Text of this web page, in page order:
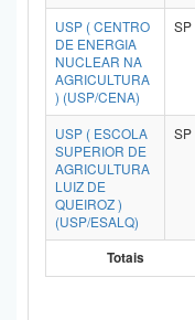
USP ( CENTRO
DE ENERGIA
NUCLEAR NA
AGRICULTURA
) (USP/CENA)
SP
USP ( ESCOLA
SUPERIOR DE
AGRICULTURA
LUIZ DE
QUEIROZ )
(USP/ESALQ)
SP
Totais